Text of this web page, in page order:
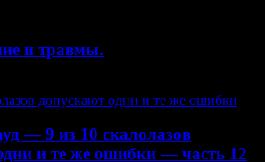
и травмы.
— 9 из 10 скалолазов
и те же ошибки — часть 12